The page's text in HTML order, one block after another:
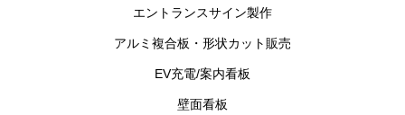
エントランスサイン製作
アルミ複合板・形状カット販売
EV充電/案内看板
壁面看板